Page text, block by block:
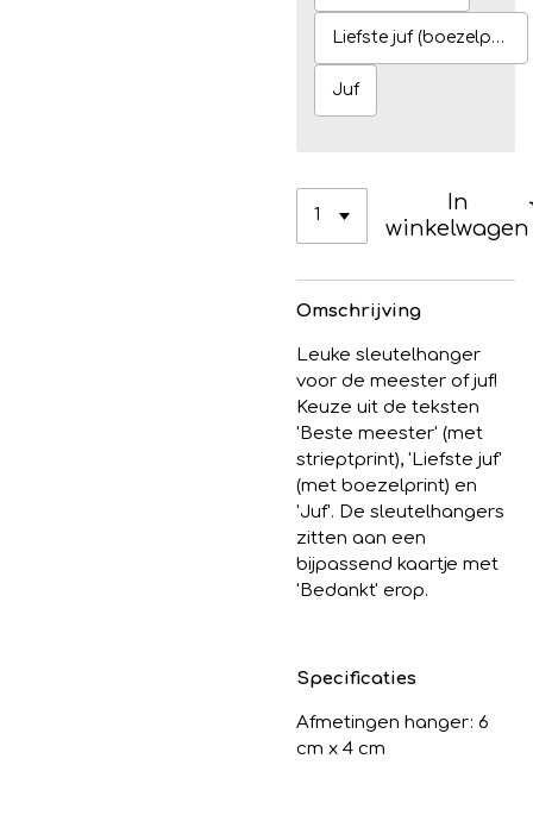
Liefste juf (boezelprint)
Juf
In
winkelwagen
Omschrijving
Leuke sleutelhanger
voor de meester of juf!
Keuze uit de teksten
'Beste meester' (met
strieptprint), 'Liefste juf'
(met boezelprint) en
'Juf'. De sleutelhangers
zitten aan een
bijpassend kaartje met
'Bedankt' erop.
Specificaties
Afmetingen hanger: 6
cm x 4 cm